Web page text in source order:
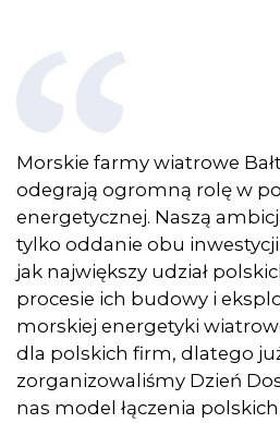
Morskie farmy wiatrowe
odegrają ogromną rolę w
energetycznej. Naszą
tylko oddanie obu
jak największy udział
procesie ich budowy i
morskiej energetyki
dla polskich firm, dlatego
zorganizowaliśmy Dzień
nas model łączenia